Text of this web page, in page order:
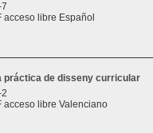
libre Español
práctica de disseny curricular
acceso libre Valenciano